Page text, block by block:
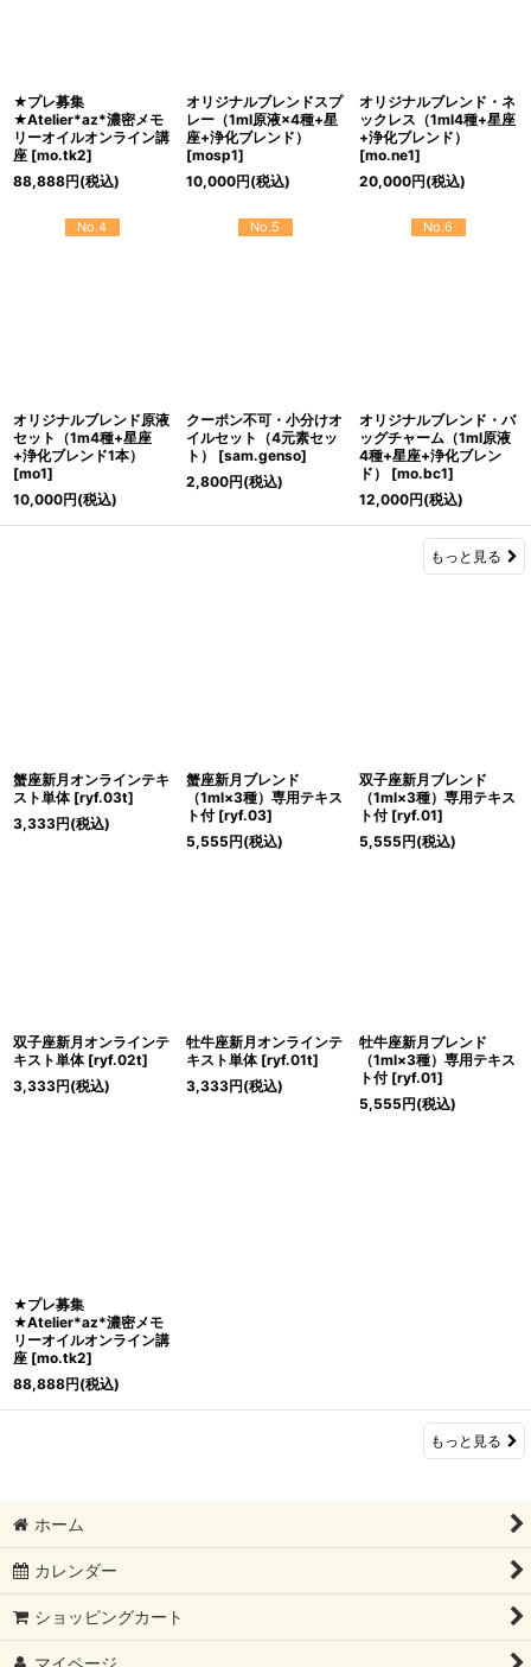
★プレ募集
★Atelier*az*濃密メモ
リーオイルオンライン講
座 [mo.tk2]
88,888円(税込)
オリジナルブレンドスプ
レー（1ml原液×4種+星
座+浄化ブレンド）
[mosp1]
10,000円(税込)
オリジナルブレンド・ネ
ックレス（1ml4種+星座
+浄化ブレンド）
[mo.ne1]
20,000円(税込)
No.4
オリジナルブレンド原液
セット（1m4種+星座
+浄化ブレンド1本）
[mo1]
10,000円(税込)
No.5
クーポン不可・小分けオ
イルセット（4元素セッ
ト）
[sam.genso]
2,800円(税込)
No.6
オリジナルブレンド・バ
ッグチャーム（1ml原液
4種+星座+浄化ブレン
ド）
[mo.bc1]
12,000円(税込)
もっと見る
蟹座新月オンラインテキ
スト単体 [ryf.03t]
3,333円(税込)
蟹座新月ブレンド
（1ml×3種）専用テキス
ト付 [ryf.03]
5,555円(税込)
双子座新月ブレンド
（1ml×3種）専用テキス
ト付 [ryf.01]
5,555円(税込)
双子座新月オンラインテ
キスト単体 [ryf.02t]
3,333円(税込)
牡牛座新月オンラインテ
キスト単体 [ryf.01t]
3,333円(税込)
牡牛座新月ブレンド
（1ml×3種）専用テキス
ト付 [ryf.01]
5,555円(税込)
★プレ募集
★Atelier*az*濃密メモ
リーオイルオンライン講
座 [mo.tk2]
88,888円(税込)
もっと見る
ホーム
カレンダー
ショッピングカート
マイページ